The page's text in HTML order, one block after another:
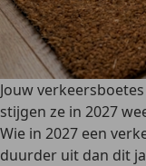
Jouw
stijgen ze in 2027
Wie in 2027 een
duurder uit dan dit